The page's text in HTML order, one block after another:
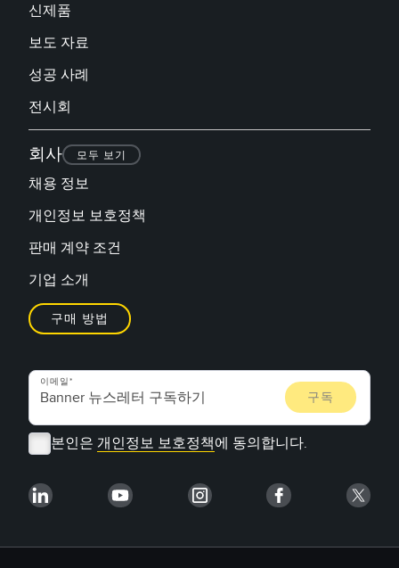
신제품
보도 자료
성공 사례
전시회
회사 모두 보기
채용 정보
개인정보 보호정책
판매 계약 조건
기업 소개
구매 방법
이메일
본인은 개인정보 보호정책에 동의합니다.